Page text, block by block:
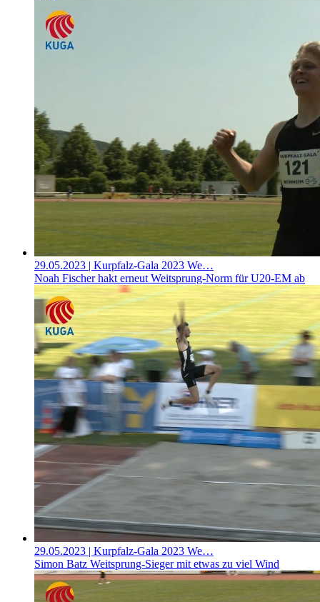
29.05.2023 | Kurpfalz-Gala 2023 We…
Noah Fischer hakt erneut Weitsprung-Norm für U20-EM ab
29.05.2023 | Kurpfalz-Gala 2023 We…
Simon Batz Weitsprung-Sieger mit etwas zu viel Wind